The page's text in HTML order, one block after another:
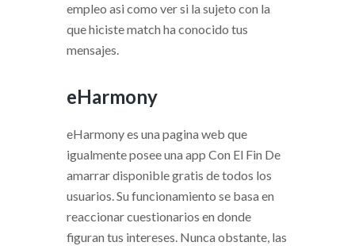
empleo asi­ como ver si la sujeto con la
que hiciste match ha conocido tus
mensajes.
eHarmony
eHarmony es una pagina web que
igualmente posee una app Con El Fin De
amarrar disponible gratis de todos los
usuarios. Su funcionamiento se basa en
reaccionar cuestionarios en donde
figuran tus intereses. Nunca obstante, las